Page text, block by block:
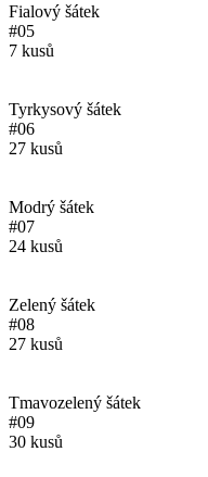
Fialový šátek
#05
7 kusů
Tyrkysový šátek
#06
27 kusů
Modrý šátek
#07
24 kusů
Zelený šátek
#08
27 kusů
Tmavozelený šátek
#09
30 kusů